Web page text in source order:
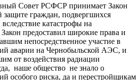
Совет РСФСР принимает Закон
граждан, подвергшихся
катастрофы на
предоставил широкие права и
непосредственное участие в
аварии на Чернобыльской АЭС, и
от воздействия радиации
наше общество не знало о
особого риска, да и перестройщикам